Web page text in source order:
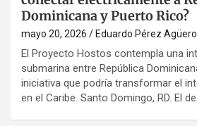
Dominicana y Puerto Rico?
mayo 20, 2026 Eduardo Pérez Agüero
El Proyecto Hostos contempla una
submarina entre República
iniciativa que podría transformar el
en el Caribe. Santo Domingo, RD. El